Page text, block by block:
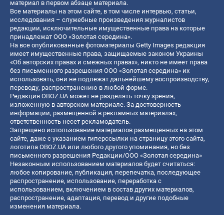
материал в первом абзаце материала.
Все материалы на этом сайте, в том числе интервью, статьи,
исследования – служебные произведения журналистов
редакции, исключительные имущественные права на которые
принадлежат ООО «Золотая середина».
На все опубликованные фотоматериалы Getty Images редакция
имеет имущественные права, защищаемые законом Украины
«Об авторских правах и смежных правах», никто не имеет права
без письменного разрешения ООО «Золотая середина» их
использовать, они не подлежат дальнейшему воспроизводству,
переводу, распространению в любой форме.
Редакция OBOZ.UA может не разделять точку зрения,
изложенную в авторском материале. За достоверность
информации, размещенной в рекламных материалах,
ответственность несет рекламодатель.
Запрещено использование материалов размещенных на этом
сайте, даже с указанием гиперссылки на страницу этого сайта,
логотипа OBOZ.UA или любого другого упоминания, но без
письменного разрешения Редакции/ООО «Золотая середина»
Незаконным использованием материалов будет считаться:
любое копирование, публикация, перепечатка, последующее
распространение, использование, переработка с
использованием, включением в состав других материалов,
распространение, адаптация, перевод и другие подобные
изменения материала.